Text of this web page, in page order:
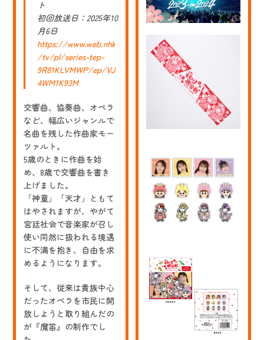
下
げ
偉
上
げ
偉
人」
（宝
さ
紙・
挿
絵
イ
ラ
ス
ト
を
て
い
た
だ
き
た。
ト
初回放送日：2025年10
月6日
https://www.web.nhk
/tv/pl/series-tep-
9R81KLVMWP/ep/VJ
4WM1K93M
交響曲、協奏曲、オペラ
など、幅広いジャンルで
名曲を残した作曲家モー
ツァルト。
5歳のときに作曲を始
め、8歳で交響曲を書き
上げました。
「神童」「天才」ともて
はやされますが、やがて
宮廷社会で音楽家が召し
使い同然に扱われる境遇
に不満を抱き、自由を求
めるようになります。
そして、従来は貴族中心
だったオペラを市民に開
放しようと取り組んだの
が『魔笛』の制作でし